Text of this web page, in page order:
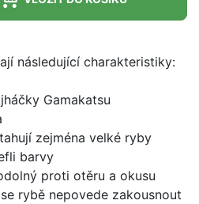
následující charakteristiky:
Gamakatsu
zejména velké ryby
barvy
proti otěru a okusu
rybě nepovede zakousnout